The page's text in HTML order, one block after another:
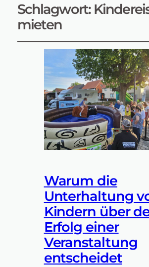
Schlagwort:
mieten
Warum die
Unterhaltung
Kindern über
Erfolg einer
Veranstaltung
entscheidet